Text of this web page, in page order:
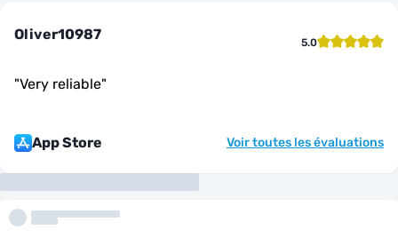
Oliver10987 5.0
"Very reliable"
App Store Voir toutes les évaluations